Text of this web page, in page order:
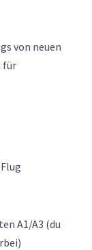
von neuen
für
A1/A3 (du